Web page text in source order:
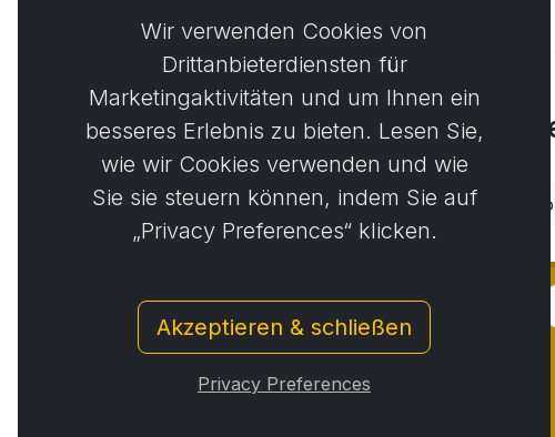
0
Noch keine
© Copyright 2014 - 2026
Wir verwenden Cookies von
Drittanbieterdiensten für
Marketingaktivitäten und um Ihnen ein
besseres Erlebnis zu bieten. Lesen Sie,
wie wir Cookies verwenden und wie
Sie sie steuern können, indem Sie auf
„Privacy Preferences“ klicken.
Akzeptieren & schließen
Privacy Preferences